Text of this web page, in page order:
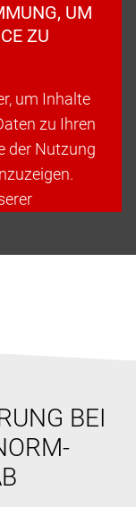
UM
ZU
um Inhalte
zu Ihren
der Nutzung
BEI